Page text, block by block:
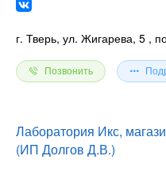
г. Тверь, ул. Жигарева, 5 ,
Позвонить
Лаборатория Икс,
(ИП Долгов Д.В.)